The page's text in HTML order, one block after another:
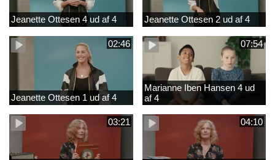
Jeanette Ottesen 4 ud af 4 Jeanette Ottesen 2 ud af 4
02:46
Jeanette Ottesen 1 ud af 4
07:54
Marianne Iben Hansen 4 ud
af 4
03:21 04:10